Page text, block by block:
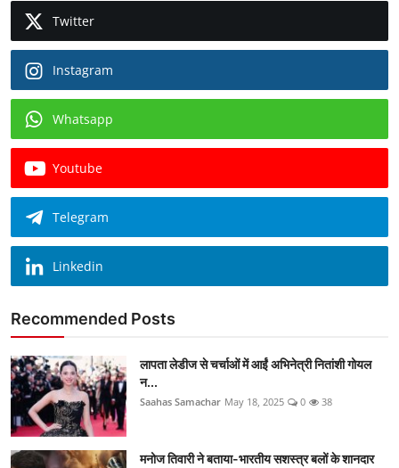
Twitter
Instagram
Whatsapp
Youtube
Telegram
Linkedin
Recommended Posts
लापता लेडीज से चर्चाओं में आईं अभिनेत्री नितांशी गोयल
न...
Saahas Samachar May 18, 2025 0 38
मनोज तिवारी ने बताया-भारतीय सशस्त्र बलों के शानदार